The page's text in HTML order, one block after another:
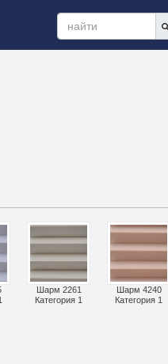
Шарм 2261
Категория 1
Шарм 4240
Категория 1